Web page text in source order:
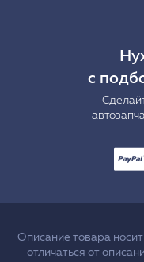
с
Описание товара
отличаться от